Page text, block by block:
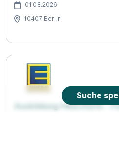
01.08.2026
10407 Berlin
Ausbildung Fleischerin -
Suche